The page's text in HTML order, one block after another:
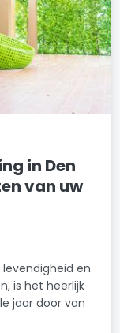
in Den
van uw
levendigheid en
is het heerlijk
jaar door van